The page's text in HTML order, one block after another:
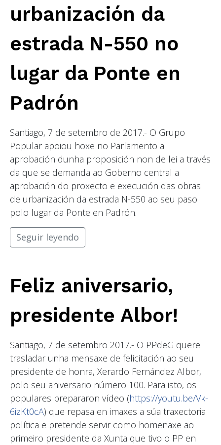
urbanización da
estrada N-550 no
lugar da Ponte en
Padrón
Santiago, 7 de setembro de 2017.- O Grupo
Popular apoiou hoxe no Parlamento a
aprobación dunha proposición non de lei a través
da que se demanda ao Goberno central a
aprobación do proxecto e execución das obras
de urbanización da estrada N-550 ao seu paso
polo lugar da Ponte en Padrón.
Seguir leyendo
Feliz aniversario,
presidente Albor!
Santiago, 7 de setembro 2017.- O PPdeG quere
trasladar unha mensaxe de felicitación ao seu
presidente de honra, Xerardo Fernández Albor,
polo seu aniversario número 100. Para isto, os
populares prepararon vídeo (https://youtu.be/Vk-
6izKt0cA) que repasa en imaxes a súa traxectoria
política e pretende servir como homenaxe ao
primeiro presidente da Xunta que tivo o PP en